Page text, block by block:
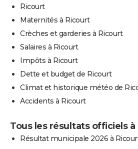
Ricourt
Maternités à Ricourt
Crèches et garderies à Ricourt
Salaires à Ricourt
Impôts à Ricourt
Dette et budget de Ricourt
Climat et historique météo de
Accidents à Ricourt
Tous les résultats officiels
Résultat municipale 2026 à